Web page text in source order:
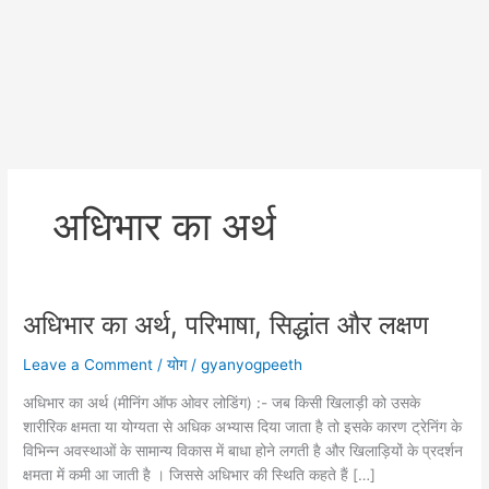
अधिभार का अर्थ
अधिभार का अर्थ, परिभाषा, सिद्धांत और लक्षण
Leave a Comment /योग/gyanyogpeeth
अधिभार का अर्थ (मीनिंग ऑफ ओवर लोडिंग) :- जब किसी खिलाड़ी को उसके
शारीरिक क्षमता या योग्यता से अधिक अभ्यास दिया जाता है तो इसके कारण ट्रेनिंग के
विभिन्न अवस्थाओं के सामान्य विकास में बाधा होने लगती है और खिलाड़ियों के प्रदर्शन
क्षमता में कमी आ जाती है । जिससे अधिभार की स्थिति कहते हैं […]